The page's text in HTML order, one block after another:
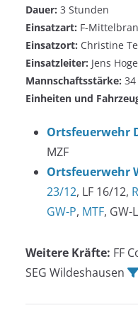
Dauer: 3 Stunden
Einsatzart: F-
Einsatzort: Christine
Einsatzleiter: Jens
Mannschaftsstärke: 34
Einheiten und
Ortsfeuerwehr
MZF
Ortsfeuerwehr
23/12, LF 16/12,
GW-P, MTF, GW-L
Weitere Kräfte: FF
SEG Wildeshausen